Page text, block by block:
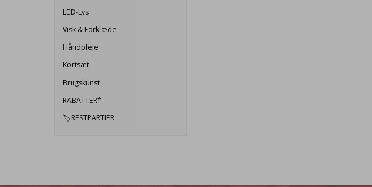
LED-Lys
Visk & Forklæde
Håndpleje
Kortsæt
Brugskunst
RABATTER*
🏷️RESTPARTIER